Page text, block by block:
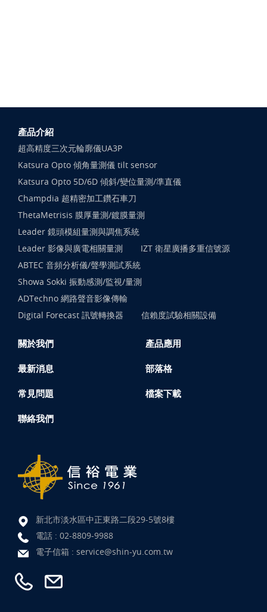
產品介紹
超高精度三次元輪廓儀UA3P
Katsura Opto 傾角量測儀 tilt sensor
Katsura Opto 5D/6D 傾斜/變位量測/準直儀
Champdia 超精密加工鑽石車刀
ThetaMetrisis 膜厚量測/鍍膜量測
Leader 鏡頭模組量測與調焦系統
Leader 影像與廣電相關量測
IZT 衛星廣播多重信號源
ABTEC 音頻分析儀/聲學測試系統
Showa Sokki 振動感測/監視/量測
ADTechno 網路聲音影像傳輸
Digital Forecast 訊號轉換器
信賴度試驗相關設備
關於我們 產品應用
最新消息 部落格
常見問題 檔案下載
聯絡我們
新北市淡水區中正東路二段29-5號8樓
電話 : 02-8809-9988
電子信箱 : service@shin-yu.com.tw